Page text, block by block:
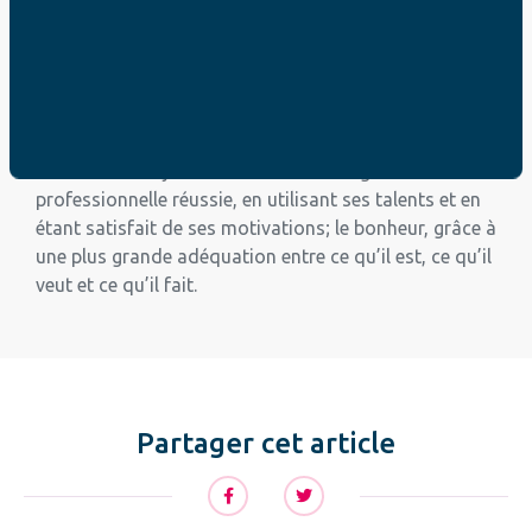
professionnelle réussie, en utilisant ses talents et en
étant satisfait de ses motivations; le bonheur, grâce à
une plus grande adéquation entre ce qu’il est, ce qu’il
veut et ce qu’il fait.
Partager cet article